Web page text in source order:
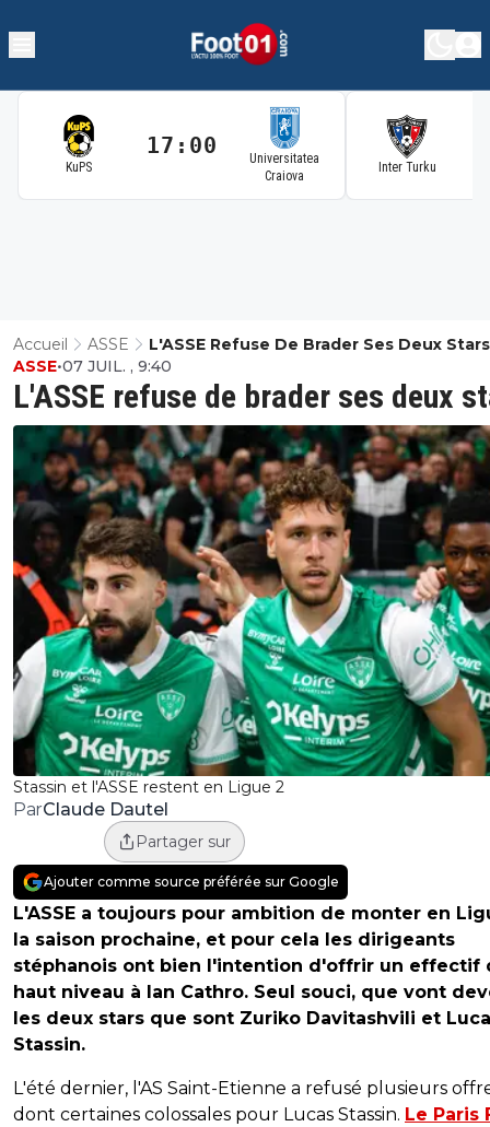
KuPS
17:00
Universitatea
Craiova
Inter Turku
Accueil ASSE L'ASSE Refuse De Brader Ses Deux Stars
Stassin et l'ASSE restent en Ligue 2
L'ASSE refuse de brader ses deux
ASSE•07 JUIL. , 9:40
ParClaude Dautel
Partager sur
Ajouter comme source préférée sur Google
L'ASSE a toujours pour ambition de monter en
la saison prochaine, et pour cela les dirigeants
stéphanois ont bien l'intention d'offrir un effectif
haut niveau à Ian Cathro. Seul souci, que vont
les deux stars que sont Zuriko Davitashvili et
Stassin.
L'été dernier, l'AS Saint-Etienne a refusé plusieurs
dont certaines colossales pour Lucas Stassin. Le Paris